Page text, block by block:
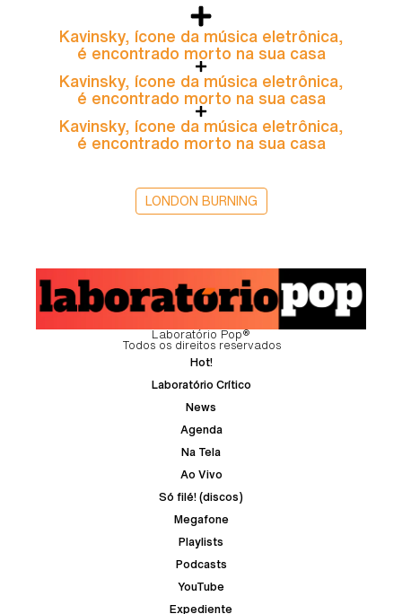
Kavinsky, ícone da música eletrônica,
é encontrado morto na sua casa
Kavinsky, ícone da música eletrônica,
é encontrado morto na sua casa
Kavinsky, ícone da música eletrônica,
é encontrado morto na sua casa
LONDON BURNING
Laboratório Pop®
Todos os direitos reservados
Hot!
Laboratório Crítico
News
Agenda
Na Tela
Ao Vivo
Só filé! (discos)
Megafone
Playlists
Podcasts
YouTube
Expediente